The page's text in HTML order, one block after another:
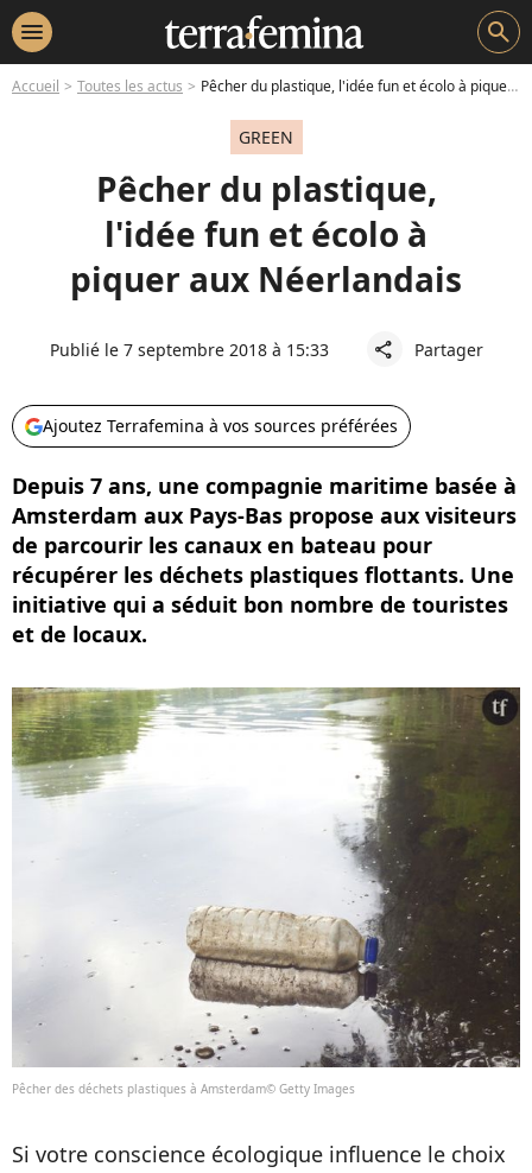
menu search
Accueil Toutes les actus Pêcher du plastique, l'idée fun et écolo à piquer aux Néerlandais
GREEN
Pêcher du plastique,
l'idée fun et écolo à
piquer aux Néerlandais
Publié le 7 septembre 2018 à 15:33 share Partager
Ajoutez Terrafemina à vos sources préférées
Depuis 7 ans, une compagnie maritime basée à
Amsterdam aux Pays-Bas propose aux visiteurs
de parcourir les canaux en bateau pour
récupérer les déchets plastiques flottants. Une
initiative qui a séduit bon nombre de touristes
et de locaux.
Pêcher des déchets plastiques à Amsterdam© Getty Images
Si votre conscience écologique influence le choix